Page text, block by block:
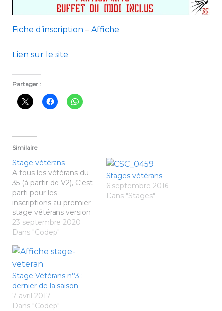
Fiche d’inscription – Affiche
Lien sur le site
Partager :
Similaire
Stage vétérans
A tous les vétérans du
35 (à partir de V2), C'est
parti pour les
inscriptions au premier
stage vétérans version
2020-2021!
Adultes>Stages
vétérans. Il se déroulera
le samedi 17 octobre
(lieu à définir: n'hésitez
pas à contacter le
Comité si vous êtes
intéressés pour le
23 septembre 2020
Dans "Codep"
Stages vétérans
6 septembre 2016
Dans "Stages"
Stage Vétérans n°3 :
dernier de la saison
7 avril 2017
Dans "Codep"